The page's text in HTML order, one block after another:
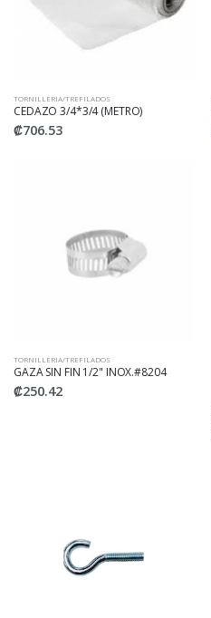
TORNILLERIA/TREFILADOS
CEDAZO 3/4*3/4 (METRO)
₡706.53
TORNILLERIA/TREFILADOS
GAZA SIN FIN 1/2" INOX.#8204
₡250.42